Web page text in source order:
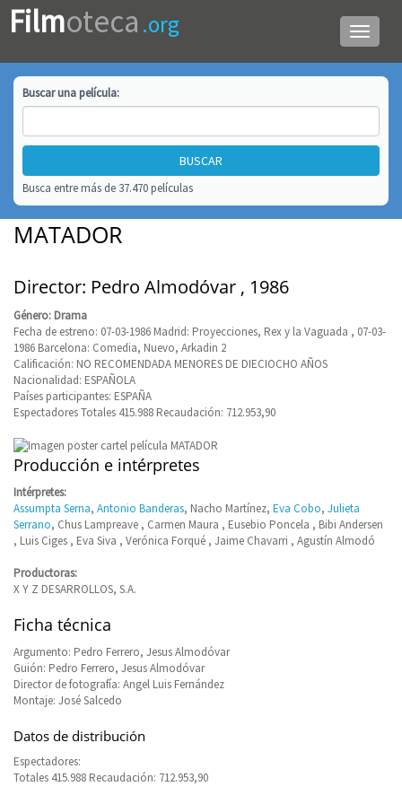
Menú
de
Filmoteca .org
Buscar unapelícula:
Busca entre más de 37.470 películas
MATADOR
Director: Pedro Almodóvar , 1986
Género: Drama
Fecha de estreno: 07-03-1986 Madrid: Proyecciones, Rex y la Vaguada , 07-03-
1986 Barcelona: Comedia, Nuevo, Arkadin 2
Calificación: NO RECOMENDADA MENORES DE DIECIOCHO AÑOS
Nacionalidad: ESPAÑOLA
Países participantes: ESPAÑA
Espectadores Totales 415.988 Recaudación: 712.953,90
Producción e intérpretes
Intérpretes:
Assumpta Serna, Antonio Banderas, Nacho Martínez, Eva Cobo, Julieta
Serrano, Chus Lampreave , Carmen Maura , Eusebio Poncela , Bibi Andersen
, Luis Ciges , Eva Siva , Verónica Forqué , Jaime Chavarri , Agustín Almodó
Productoras:
X Y Z DESARROLLOS, S.A.
Ficha técnica
Argumento: Pedro Ferrero, Jesus Almodóvar
Guión: Pedro Ferrero, Jesus Almodóvar
Director de fotografía: Angel Luis Fernández
Montaje: José Salcedo
Datos de distribución
Espectadores:
Totales 415.988 Recaudación: 712.953,90